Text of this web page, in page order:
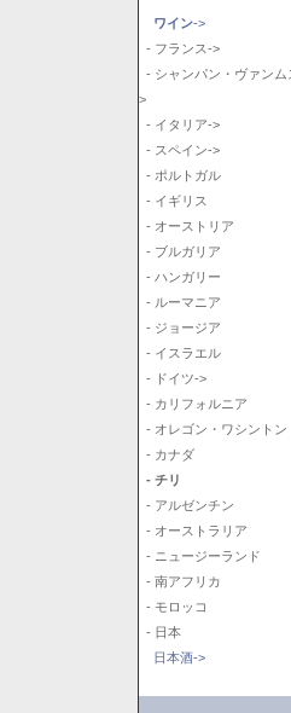
ワイン->
- フランス->
- シャンパン・ヴァンム
>
- イタリア->
- スペイン->
- ポルトガル
- イギリス
- オーストリア
- ブルガリア
- ハンガリー
- ルーマニア
- ジョージア
- イスラエル
- ドイツ->
- カリフォルニア
- オレゴン・ワシントン
- カナダ
- チリ
- アルゼンチン
- オーストラリア
- ニュージーランド
- 南アフリカ
- モロッコ
- 日本
日本酒->